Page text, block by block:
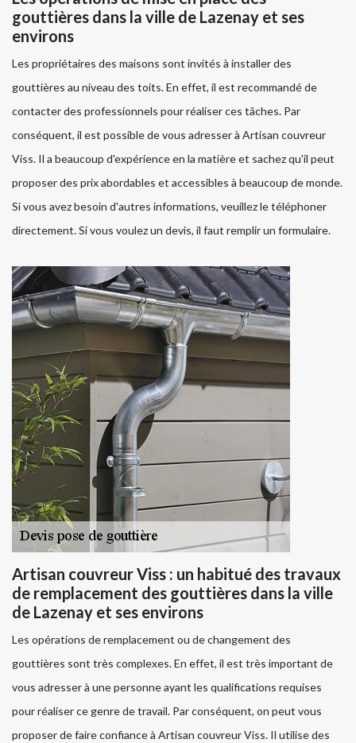
gouttières dans la ville de Lazenay et ses
environs
Les propriétaires des maisons sont invités à installer des
gouttières au niveau des toits. En effet, il est recommandé de
contacter des professionnels pour réaliser ces tâches. Par
conséquent, il est possible de vous adresser à Artisan couvreur
Viss. Il a beaucoup d'expérience en la matière et sachez qu'il peut
proposer des prix abordables et accessibles à beaucoup de monde.
Si vous avez besoin d'autres informations, veuillez le téléphoner
directement. Si vous voulez un devis, il faut remplir un formulaire.
Artisan couvreur Viss : un habitué des travaux
de remplacement des gouttières dans la ville
de Lazenay et ses environs
Les opérations de remplacement ou de changement des
gouttières sont très complexes. En effet, il est très important de
vous adresser à une personne ayant les qualifications requises
pour réaliser ce genre de travail. Par conséquent, on peut vous
proposer de faire confiance à Artisan couvreur Viss. Il utilise des